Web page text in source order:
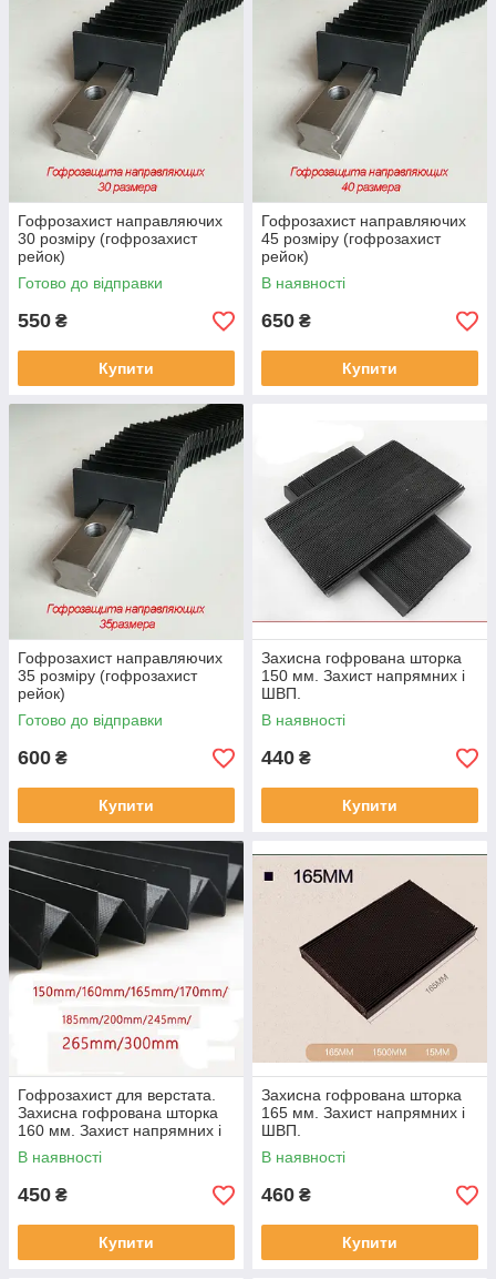
Гофрозахист направляючих
30 розміру (гофрозахист
рейок)
Готово до відправки
550 ₴
Купити
Гофрозахист направляючих
45 розміру (гофрозахист
рейок)
В наявності
650 ₴
Купити
Гофрозахист направляючих
35 розміру (гофрозахист
рейок)
Готово до відправки
600 ₴
Купити
Захисна гофрована шторка
150 мм. Захист напрямних і
ШВП.
В наявності
440 ₴
Купити
Гофрозахист для верстата.
Захисна гофрована шторка
160 мм. Захист напрямних і
ШВП.
В наявності
450 ₴
Купити
Захисна гофрована шторка
165 мм. Захист напрямних і
ШВП.
В наявності
460 ₴
Купити